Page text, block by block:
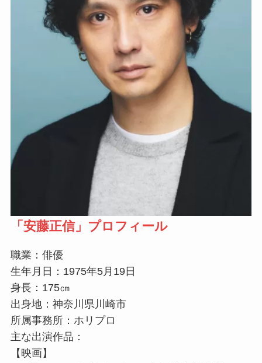
「安藤正信」プロフィール
職業：俳優
生年月日：1975年5月19日
身長：175㎝
出身地：神奈川県川崎市
所属事務所：ホリプロ
主な出演作品：
【映画】